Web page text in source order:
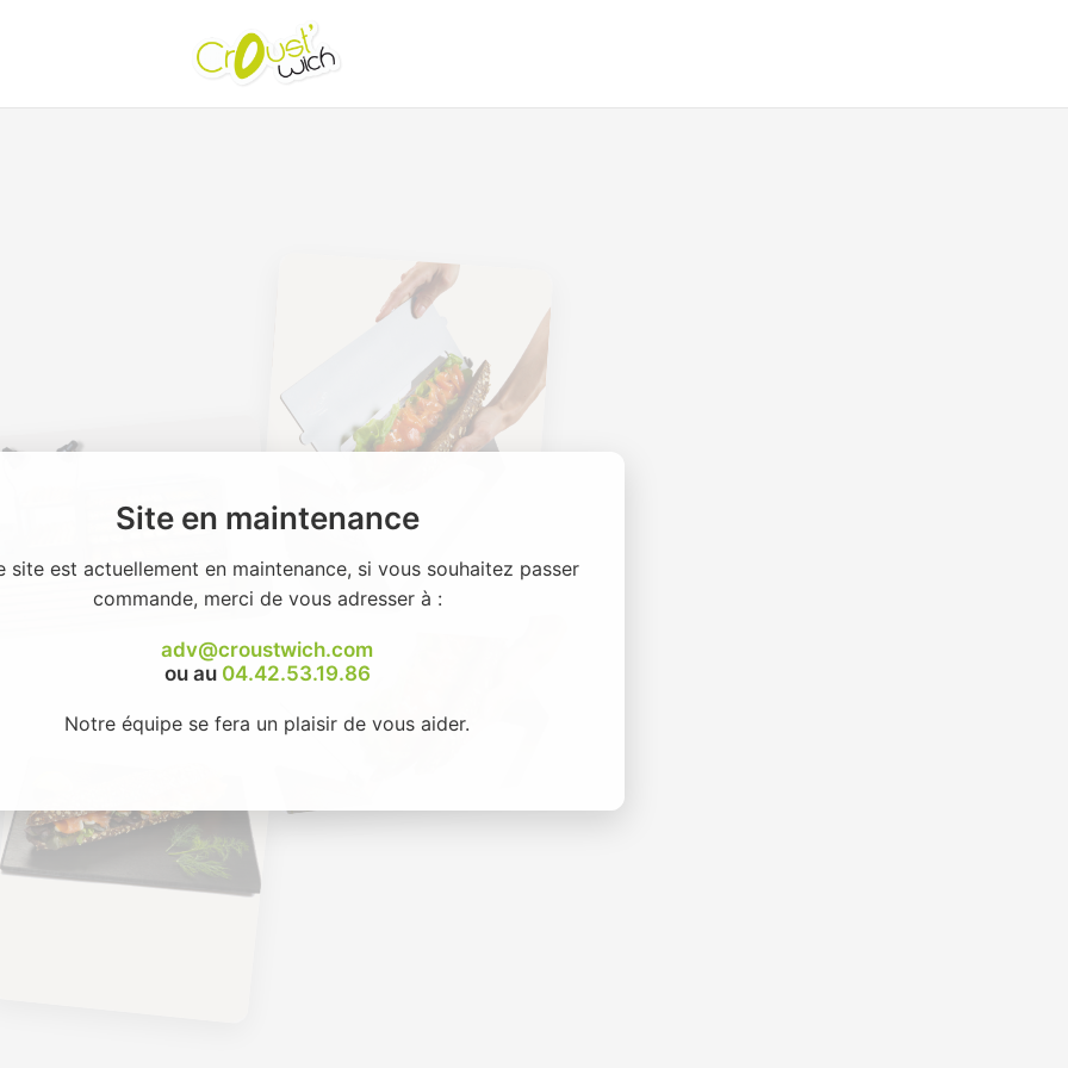
Site en maintenance
site est actuellement en maintenance, si vous souhaitez passer
commande, merci de vous adresser à :
adv@croustwich.com
ou au 04.42.53.19.86
Notre équipe se fera un plaisir de vous aider.